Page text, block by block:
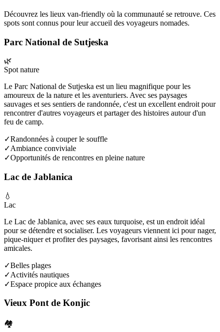
Découvrez les lieux van-friendly où la communauté se retrouve. Ces
spots sont connus pour leur accueil des voyageurs nomades.
Parc National de Sutjeska
🌿
Spot nature
Le Parc National de Sutjeska est un lieu magnifique pour les
amoureux de la nature et les aventuriers. Avec ses paysages
sauvages et ses sentiers de randonnée, c'est un excellent endroit pour
rencontrer d'autres voyageurs et partager des histoires autour d'un
feu de camp.
✓Randonnées à couper le souffle
✓Ambiance conviviale
✓Opportunités de rencontres en pleine nature
Lac de Jablanica
💧
Lac
Le Lac de Jablanica, avec ses eaux turquoise, est un endroit idéal
pour se détendre et socialiser. Les voyageurs viennent ici pour nager,
pique-niquer et profiter des paysages, favorisant ainsi les rencontres
amicales.
✓Belles plages
✓Activités nautiques
✓Espace propice aux échanges
Vieux Pont de Konjic
🏘️